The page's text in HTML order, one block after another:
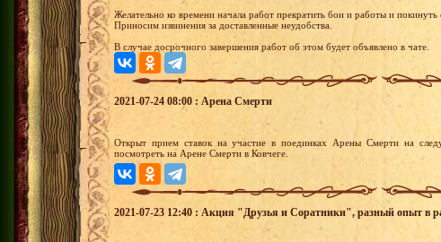
Желательно ко времени начала работ прекратить бои и работы и покинуть
Приносим извинения за доставленные неудобства.
В случае досрочного завершения работ об этом будет объявлено в чате.
2021-07-24 08:00 : Арена Смерти
Открыт прием ставок на участие в поединках Арены Смерти на
посмотреть на Арене Смерти в Ковчеге.
2021-07-23 12:40 : Акция "Друзья и Соратники", разный опыт в